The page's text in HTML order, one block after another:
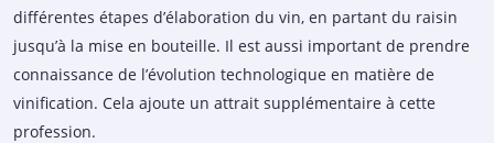
différentes étapes d’élaboration du vin, en partant du raisin
jusqu’à la mise en bouteille. Il est aussi important de prendre
connaissance de l’évolution technologique en matière de
vinification. Cela ajoute un attrait supplémentaire à cette
profession.